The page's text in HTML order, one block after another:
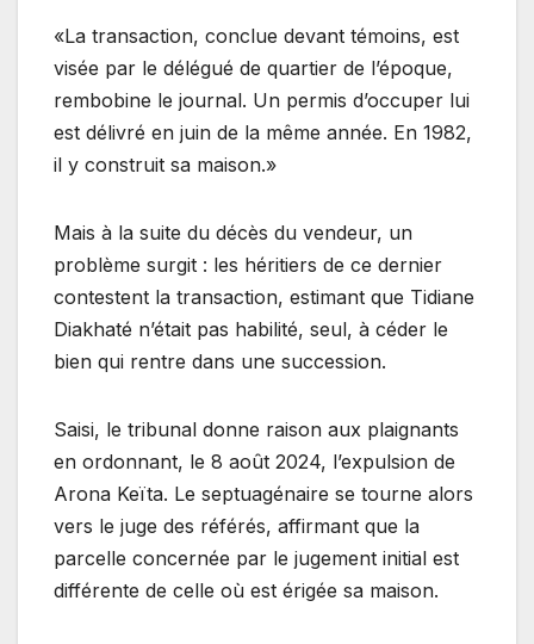
«La transaction, conclue devant témoins, est
visée par le délégué de quartier de l’époque,
rembobine le journal. Un permis d’occuper lui
est délivré en juin de la même année. En 1982,
il y construit sa maison.»
Mais à la suite du décès du vendeur, un
problème surgit : les héritiers de ce dernier
contestent la transaction, estimant que Tidiane
Diakhaté n’était pas habilité, seul, à céder le
bien qui rentre dans une succession.
Saisi, le tribunal donne raison aux plaignants
en ordonnant, le 8 août 2024, l’expulsion de
Arona Keïta. Le septuagénaire se tourne alors
vers le juge des référés, affirmant que la
parcelle concernée par le jugement initial est
différente de celle où est érigée sa maison.